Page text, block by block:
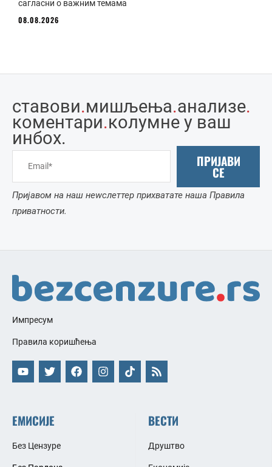
сагласни о важним темама
08.08.2026
ставови.мишљења.анализе.
коментари.колумне у ваш
инбоx.
ПРИЈАВИ
СЕ
Пријавом на наш неwслеттер прихватате наша Правила
приватности.
Импресум
Правила коришћења
ЕМИСИЈЕ
Без Цензуре
ВЕСТИ
Друштво